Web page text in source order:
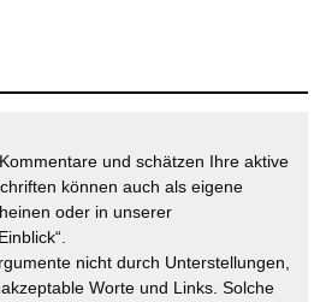
und schätzen Ihre aktive
können auch als eigene
oder in unserer
nicht durch Unterstellungen,
Worte und Links. Solche